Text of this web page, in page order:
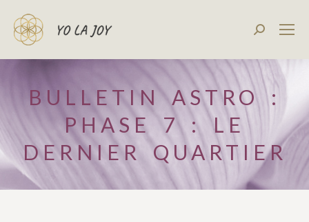
BULLETIN ASTRO :
PHASE 7 : LE
DERNIER QUARTIER